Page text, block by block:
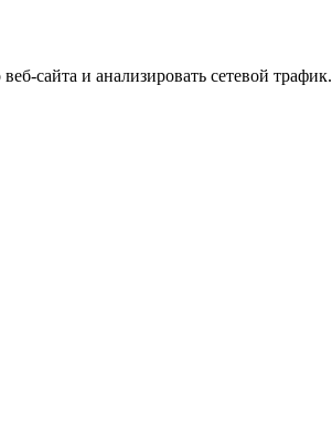
сайта и анализировать сетевой трафик.